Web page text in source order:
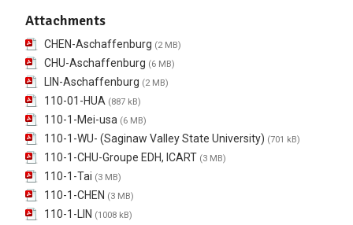
Attachments
CHEN-Aschaffenburg (2 MB)
CHU-Aschaffenburg (6 MB)
LIN-Aschaffenburg (2 MB)
110-01-HUA (887 kB)
110-1-Mei-usa (6 MB)
110-1-WU- (Saginaw Valley State University) (701 kB)
110-1-CHU-Groupe EDH, ICART (3 MB)
110-1-Tai (3 MB)
110-1-CHEN (3 MB)
110-1-LIN (1008 kB)